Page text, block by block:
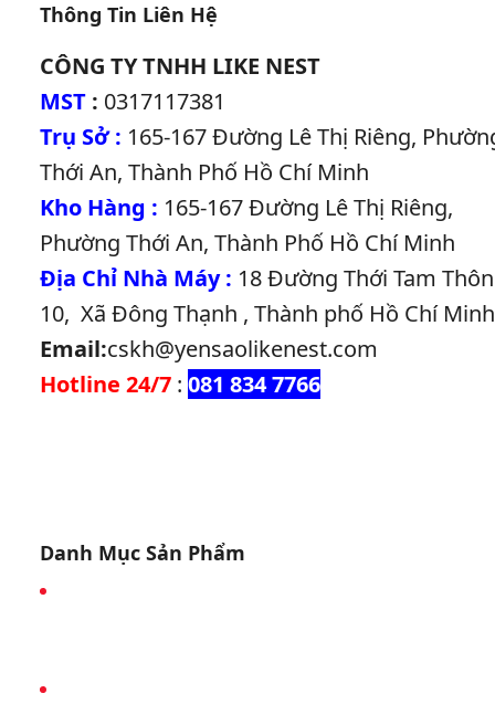
Thông Tin Liên Hệ
CÔNG TY TNHH LIKE NEST
MST: 0317117381
Trụ Sở : 165-167 Đường Lê Thị Riêng,
Thới An, Thành Phố Hồ Chí Minh
Kho Hàng : 165-167 Đường Lê Thị Riêng,
Phường Thới An, Thành Phố Hồ Chí Minh
Địa Chỉ Nhà Máy : 18 Đường Thới Tam Thôn
10, Xã Đông Thạnh , Thành phố Hồ Chí Minh
Email:cskh@yensaolikenest.com
Hotline 24/7 : 081 834 7766
Danh Mục Sản Phẩm